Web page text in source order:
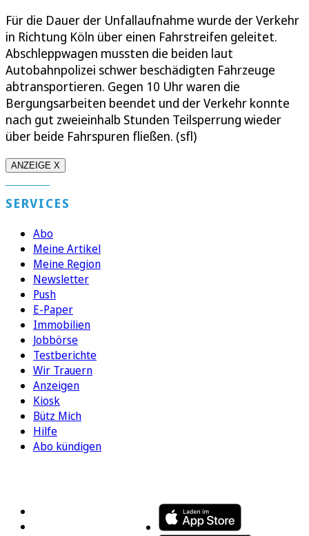
Für die Dauer der Unfallaufnahme wurde der Verkehr
in Richtung Köln über einen Fahrstreifen geleitet.
Abschleppwagen mussten die beiden laut
Autobahnpolizei schwer beschädigten Fahrzeuge
abtransportieren. Gegen 10 Uhr waren die
Bergungsarbeiten beendet und der Verkehr konnte
nach gut zweieinhalb Stunden Teilsperrung wieder
über beide Fahrspuren fließen. (sfl)
ANZEIGE X
SERVICES
Abo
Meine Artikel
Meine Region
Newsletter
Push
E-Paper
Immobilien
Jobbörse
Testberichte
Wir Trauern
Anzeigen
Kiosk
Bütz Mich
Hilfe
Abo kündigen